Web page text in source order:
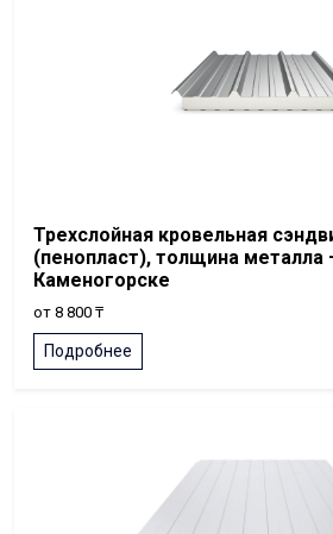
Трехслойная кровельная
(пенопласт), толщина металла
Каменогорске
от 8 800 ₸
Подробнее